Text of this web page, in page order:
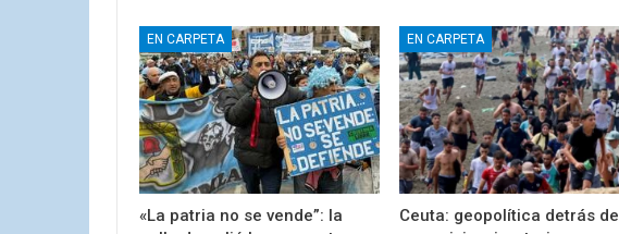
EN CARPETA
«La patria no se vende”: la
EN CARPETA
Ceuta: geopolítica detrás de